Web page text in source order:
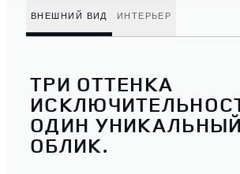
ВНЕШНИЙ ВИД ИНТЕРЬЕР
ТРИ ОТТЕНКА
ОДИН УНИКАЛЬНЫЙ
ОБЛИК.